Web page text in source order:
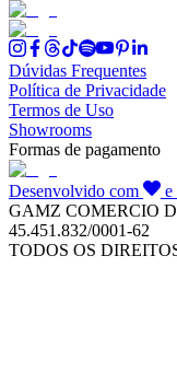
Dúvidas Frequentes
Política de Privacidade
Termos de Uso
Showrooms
Formas de pagamento
Desenvolvido com e
GAMZ COMERCIO
45.451.832/0001-62
TODOS OS